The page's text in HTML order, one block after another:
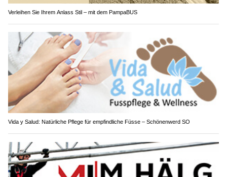
Verleihen Sie Ihrem Anlass Stil – mit dem PampaBUS
Vida y Salud: Natürliche Pflege für empfindliche Füsse – Schönenwerd SO